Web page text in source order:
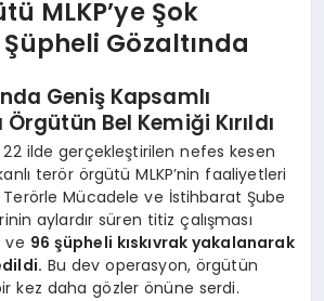
MLKP’ye Şok
Şüpheli Gözaltında
Geniş Kapsamlı
Bel Kemiği Kırıldı
ilde gerçekleştirilen nefes kesen
terör örgütü MLKP’nin faaliyetleri
Mücadele ve İstihbarat Şube
aylardır süren titiz çalışması
ve 96 şüpheli kıskıvrak yakalanarak
Bu dev operasyon, örgütün
kez daha gözler önüne serdi.